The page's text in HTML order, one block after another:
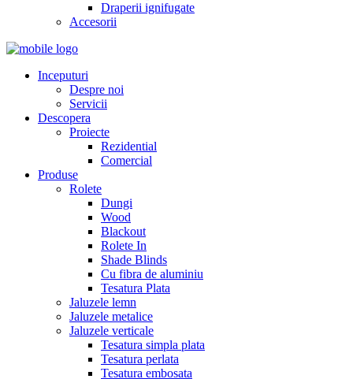
Draperii ignifugate
Accesorii
Inceputuri
Despre noi
Servicii
Descopera
Proiecte
Rezidential
Comercial
Produse
Rolete
Dungi
Wood
Blackout
Rolete In
Shade Blinds
Cu fibra de aluminiu
Tesatura Plata
Jaluzele lemn
Jaluzele metalice
Jaluzele verticale
Tesatura simpla plata
Tesatura perlata
Tesatura embosata